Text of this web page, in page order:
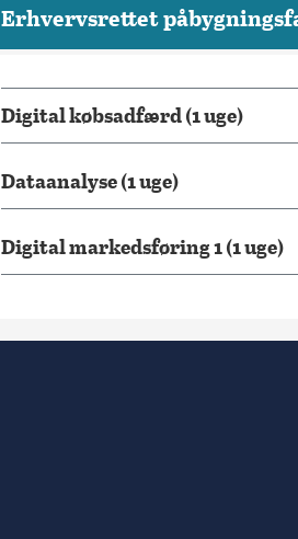
Erhvervsrettet
Digital købsadfærd (1 uge)
Dataanalyse (1 uge)
Digital markedsføring 1 (1 uge)